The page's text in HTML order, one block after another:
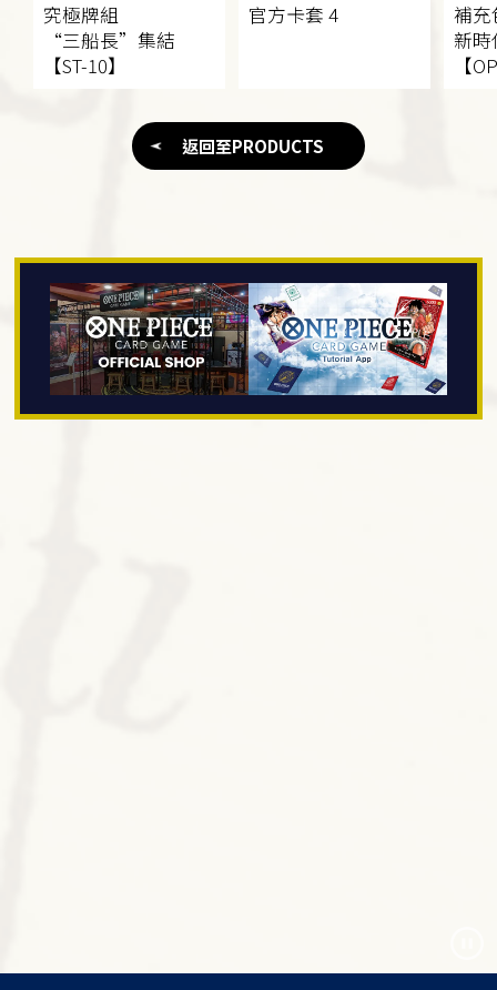
究極牌組
“三船長”集結
【ST-10】
官方卡套 4
補充
新
【
返回至PRODUCTS